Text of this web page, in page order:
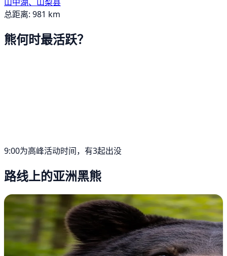
总距离: 981 km
熊何时最活跃？
9:00为高峰活动时间，有3起出没
路线上的亚洲黑熊